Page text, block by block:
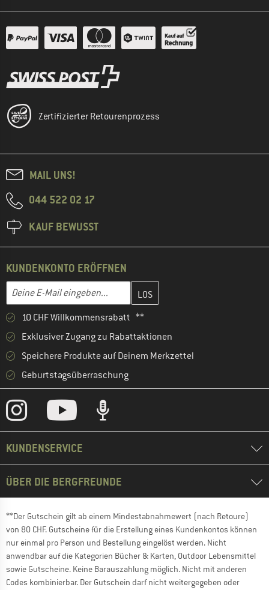
Zertifizierter Retourenprozess
MAIL UNS!
044 522 02 17
KAUF BEWUSST
KUNDENKONTO ERÖFFNEN
E-Mail-Adresse
Gib hier deine E-Mail-Adresse ein und erstelle im nächsten
10 CHF Willkommensrabatt **
Exklusiver Zugang zu Rabattaktionen
Speichere Produkte auf Deinem Merkzettel
Geburtstagsüberraschung
KUNDENSERVICE
ÜBER DIE BERGFREUNDE
**Der Gutschein gilt ab einem Mindestabnahmewert (nach Retoure)
von 80 CHF. Gutscheine für die Erstellung eines Kundenkontos können
nur einmal pro Person und Bestellung eingelöst werden. Nicht
anwendbar auf die Kategorien Bücher & Karten, Outdoor Lebensmittel
sowie Gutscheine. Keine Barauszahlung möglich. Nicht mit anderen
Codes kombinierbar. Der Gutschein darf nicht weitergegeben oder